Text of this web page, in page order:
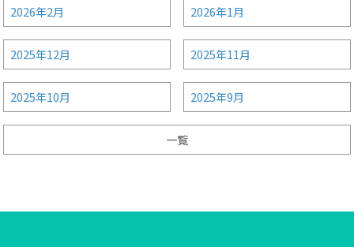
2026年2月 2026年1月
2025年12月 2025年11月
2025年10月 2025年9月
一覧